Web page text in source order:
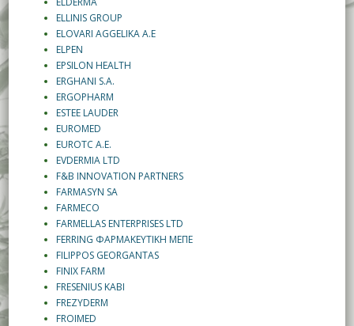
ELLINIS GROUP
ELOVARI AGGELIKA A.E
ELPEN
EPSILON HEALTH
ERGHANI S.A.
ERGOPHARM
ESTEE LAUDER
EUROMED
EUROTC A.E.
EVDERMIA LTD
F&B INNOVATION PARTNERS
FARMASYN SA
FARMECO
FARMELLAS ENTERPRISES LTD
FERRING ΦΑΡΜΑΚΕΥΤΙΚΗ ΜΕΠΕ
FILIPPOS GEORGANTAS
FINIX FARM
FRESENIUS KABI
FREZYDERM
FROIMED